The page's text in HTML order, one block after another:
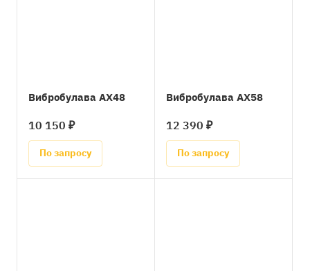
Вибробулава AX48
10 150 ₽
По запросу
Вибробулава AX58
12 390 ₽
По запросу